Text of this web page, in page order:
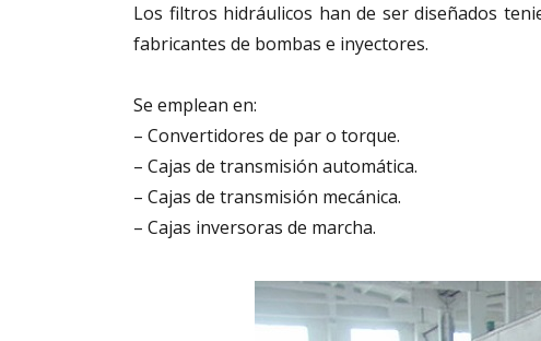
Los filtros hidráulicos han de ser diseñados
fabricantes de bombas e inyectores.
Se emplean en:
– Convertidores de par o torque.
– Cajas de transmisión automática.
– Cajas de transmisión mecánica.
– Cajas inversoras de marcha.